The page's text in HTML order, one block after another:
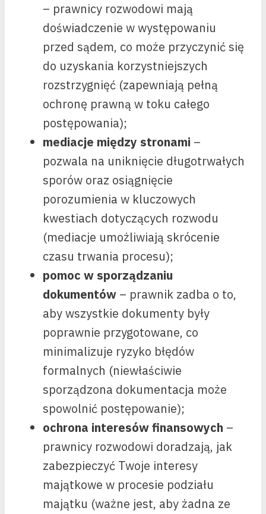
– prawnicy rozwodowi mają
doświadczenie w występowaniu
przed sądem, co może przyczynić się
do uzyskania korzystniejszych
rozstrzygnięć (zapewniają pełną
ochronę prawną w toku całego
postępowania);
mediacje między stronami –
pozwala na uniknięcie długotrwałych
sporów oraz osiągnięcie
porozumienia w kluczowych
kwestiach dotyczących rozwodu
(mediacje umożliwiają skrócenie
czasu trwania procesu);
pomoc w sporządzaniu
dokumentów – prawnik zadba o to,
aby wszystkie dokumenty były
poprawnie przygotowane, co
minimalizuje ryzyko błędów
formalnych (niewłaściwie
sporządzona dokumentacja może
spowolnić postępowanie);
ochrona interesów finansowych –
prawnicy rozwodowi doradzają, jak
zabezpieczyć Twoje interesy
majątkowe w procesie podziału
majątku (ważne jest, aby żadna ze